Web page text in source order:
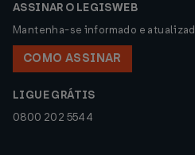
ASSINAR O LEGISWEB
Mantenha-se informado e
COMO ASSINAR
LIGUE GRÁTIS
0800 202 5544